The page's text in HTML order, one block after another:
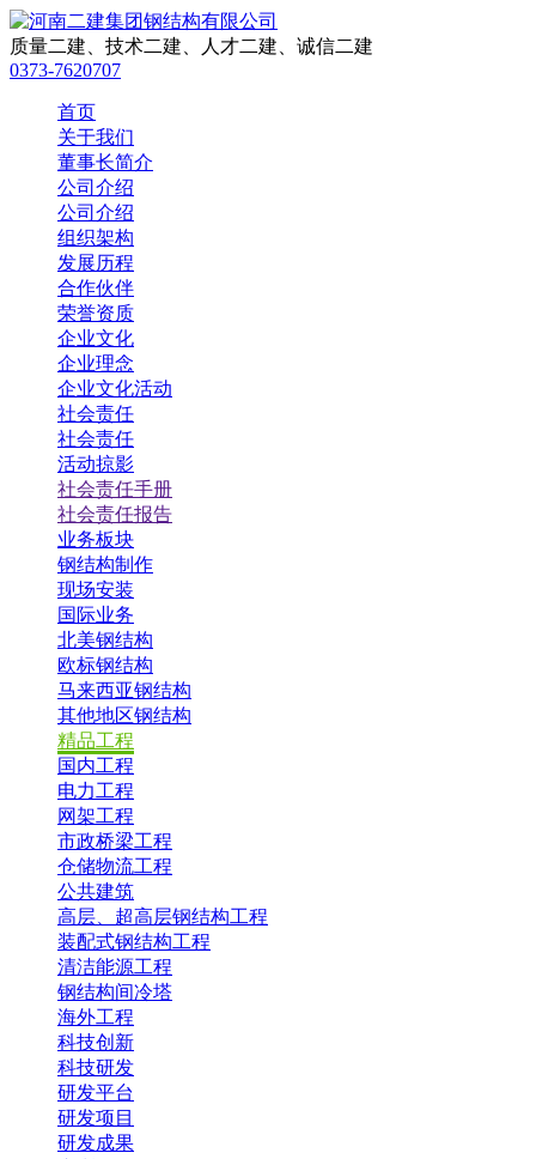
质量二建、技术二建、人才二建、诚信二建
0373-7620707
首页
关于我们
董事长简介
公司介绍
公司介绍
组织架构
发展历程
合作伙伴
荣誉资质
企业文化
企业理念
企业文化活动
社会责任
社会责任
活动掠影
社会责任手册
社会责任报告
业务板块
钢结构制作
现场安装
国际业务
北美钢结构
欧标钢结构
马来西亚钢结构
其他地区钢结构
精品工程
国内工程
电力工程
网架工程
市政桥梁工程
仓储物流工程
公共建筑
高层、超高层钢结构工程
装配式钢结构工程
清洁能源工程
钢结构间冷塔
海外工程
科技创新
科技研发
研发平台
研发项目
研发成果